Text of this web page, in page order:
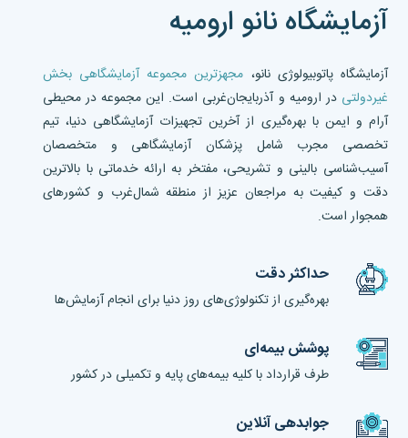
آزمایشگاه نانو ارومیه
آزمایشگاه پاتوبیولوژی نانو، مجهزترین مجموعه آزمایشگاهی بخش
غیردولتی در ارومیه و آذربایجان‌غربی است. این مجموعه در محیطی
آرام و ایمن با بهره‌گیری از آخرین تجهیزات آزمایشگاهی دنیا، تیم
تخصصی مجرب شامل پزشکان آزمایشگاهی و متخصصان
آسیب‌شناسی بالینی و تشریحی، مفتخر به ارائه خدماتی با بالاترین
دقت و کیفیت به مراجعان عزیز از منطقه شمال‌غرب و کشورهای
همجوار است.
حداکثر دقت
بهره‌گیری از تکنولوژی‌های روز دنیا برای انجام آزمایش‌ها
پوشش بیمه‌ای
طرف قرارداد با کلیه بیمه‌های پایه و تکمیلی در کشور
جوابدهی آنلاین